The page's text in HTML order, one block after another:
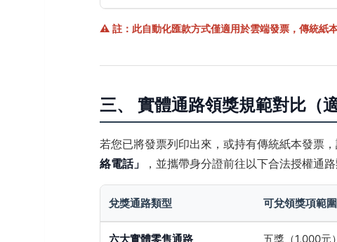
⚠️ 註：此自動化匯款方式僅適用於雲端發票，傳統紙
三、 實體通路領獎規範對比（
若您已將發票列印出來，或持有傳統紙本發票
絡電話」
，並攜帶身分證前往以下合法授權通路
兌獎通路類型 可兌領獎項範圍
六大實體零售通路
五獎（1,000元